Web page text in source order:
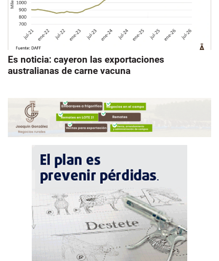
Es noticia: cayeron las exportaciones
australianas de carne vacuna